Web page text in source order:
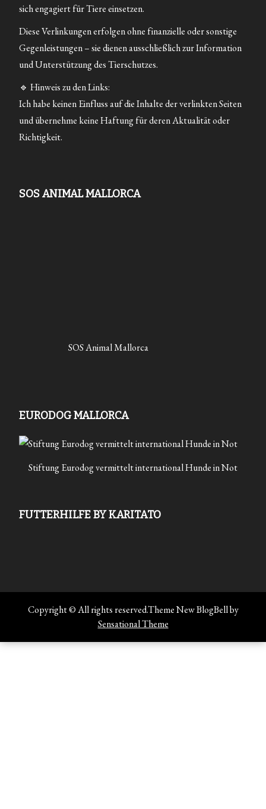
sich engagiert für Tiere einsetzen.
Diese Verlinkungen erfolgen ohne finanzielle oder sonstige
Gegenleistungen – sie dienen ausschließlich zur Information
und Unterstützung des Tierschutzes.
🔹 Hinweis zu den Links:
Ich habe keinen Einfluss auf die Inhalte der verlinkten Seiten
und übernehme keine Haftung für deren Aktualität oder
Richtigkeit.
SOS ANIMAL MALLORCA
SOS Animal Mallorca
EURODOG MALLORCA
Stiftung Eurodog vermittelt international Hunde in Not
FUTTERHILFE BY KARITATO
Copyright © All rights reserved.Theme New BlogBell by
Sensational Theme